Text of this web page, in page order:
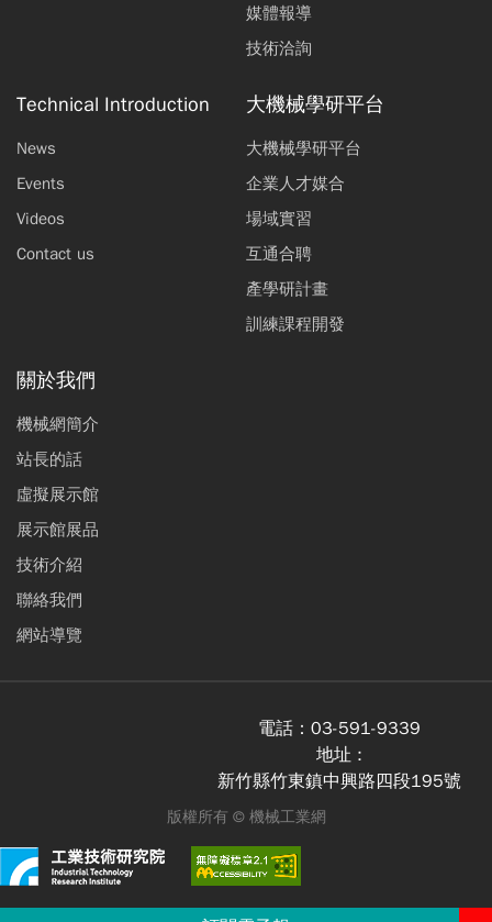
媒體報導
技術洽詢
Technical Introduction
News
Events
Videos
Contact us
大機械學研平台
大機械學研平台
企業人才媒合
場域實習
互通合聘
產學研計畫
訓練課程開發
關於我們
機械網簡介
站長的話
虛擬展示館
展示館展品
技術介紹
聯絡我們
網站導覽
電話： 03-591-9339
地址 :
新竹縣竹東鎮中興路四段195號
版權所有 © 機械工業網